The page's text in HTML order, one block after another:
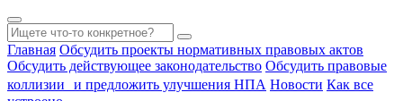
Главная Обсудить проекты нормативных правовых актов
Обсудить действующее законодательство Обсудить правовые
коллизии и предложить улучшения НПА Новости Как все